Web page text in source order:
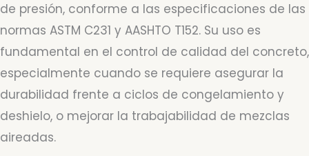
de presión, conforme a las especificaciones de las
normas ASTM C231 y AASHTO T152. Su uso es
fundamental en el control de calidad del concreto,
especialmente cuando se requiere asegurar la
durabilidad frente a ciclos de congelamiento y
deshielo, o mejorar la trabajabilidad de mezclas
aireadas.